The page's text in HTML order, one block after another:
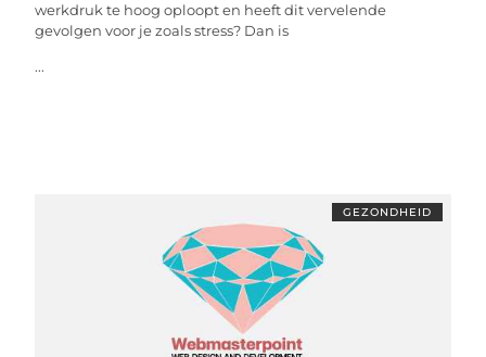
werkdruk te hoog oploopt en heeft dit vervelende
gevolgen voor je zoals stress? Dan is
...
GEZONDHEID